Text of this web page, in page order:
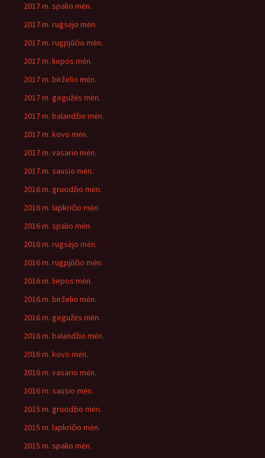
2017 m. spalio mėn.
2017 m. rugsėjo mėn.
2017 m. rugpjūčio mėn.
2017 m. liepos mėn.
2017 m. birželio mėn.
2017 m. gegužės mėn.
2017 m. balandžio mėn.
2017 m. kovo mėn.
2017 m. vasario mėn.
2017 m. sausio mėn.
2016 m. gruodžio mėn.
2016 m. lapkričio mėn.
2016 m. spalio mėn.
2016 m. rugsėjo mėn.
2016 m. rugpjūčio mėn.
2016 m. liepos mėn.
2016 m. birželio mėn.
2016 m. gegužės mėn.
2016 m. balandžio mėn.
2016 m. kovo mėn.
2016 m. vasario mėn.
2016 m. sausio mėn.
2015 m. gruodžio mėn.
2015 m. lapkričio mėn.
2015 m. spalio mėn.